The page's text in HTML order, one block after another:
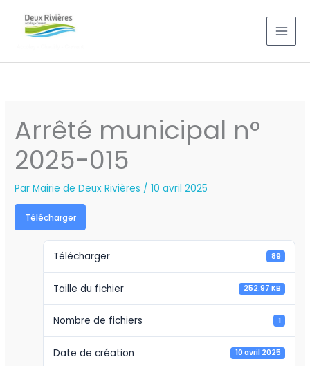
Arrêté municipal n°
2025-015
ParMairie de Deux Rivières /10 avril 2025
Télécharger
Télécharger 89
Taille du fichier 252.97 KB
Nombre de fichiers 1
Date de création 10 avril 2025